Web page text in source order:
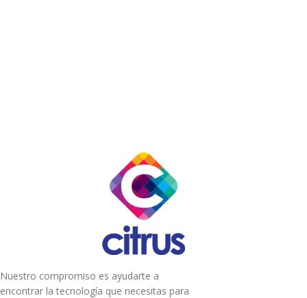
Nuestro compromiso es ayudarte a
encontrar la tecnología que necesitas para